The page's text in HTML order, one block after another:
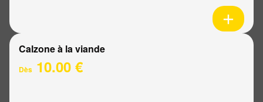
Calzone à la viande
Dès 10.00 €